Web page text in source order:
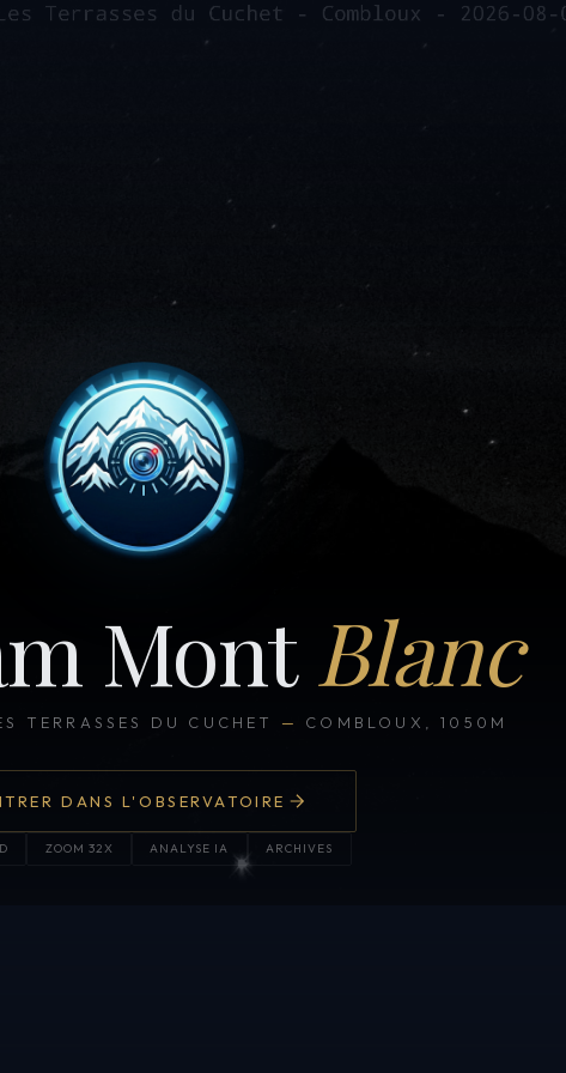
Mont Blanc
TERRASSES DU CUCHET — COMBLOUX, 1050M
DANS L'OBSERVATOIRE
ZOOM 32X ANALYSE IA ARCHIVES